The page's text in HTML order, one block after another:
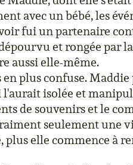
avec un bébé, les
fui un partenaire
et rongée par
aussi elle-même.
plus confuse.
isolée et
de souvenirs et le
seulement une
elle commence à